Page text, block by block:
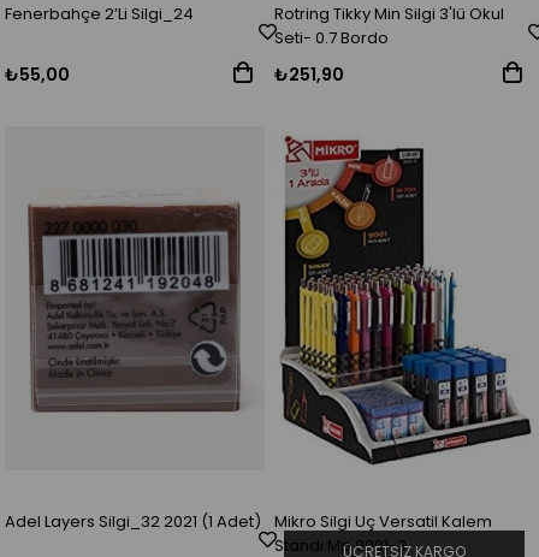
Fenerbahçe 2’Li Silgi_24
₺55,00
Rotring Tikky Min Silgi 3'lü Okul
Seti- 0.7 Bordo
₺251,90
Adel Layers Silgi_32 2021 (1 Adet)
Mikro Silgi Uç Versatil Kalem
Standı Mp 9001-3
ÜCRETSIZ KARGO